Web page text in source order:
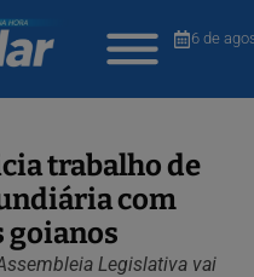
6 de
trabalho de
com
Legislativa vai